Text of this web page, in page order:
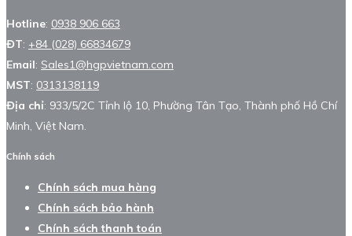
Hotline: 0938 906 663
ĐT: +84 (028) 66834679
Email: Sales1@hgpvietnam.com
MST: 0313138119
Địa chỉ: 933/5/2C Tỉnh lộ 10, Phường Tân Tạo, Thành phố Hồ Chí
Minh, Việt Nam.
Chính sách
Chính sách mua hàng
Chính sách bảo hành
Chính sách thanh toán